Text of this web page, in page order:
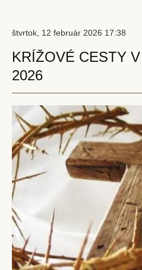
Manželstvo
Katolícky pohreb
štvrtok, 12 február 2026 17:38
KRÍŽOVÉ CESTY
2026